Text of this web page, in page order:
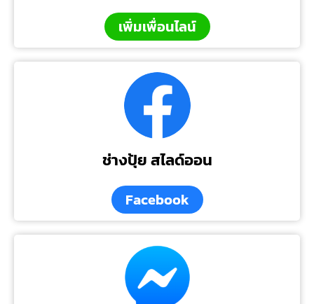
เพิ่มเพื่อนไลน์
ช่างปุ้ย สไลด์ออน
Facebook